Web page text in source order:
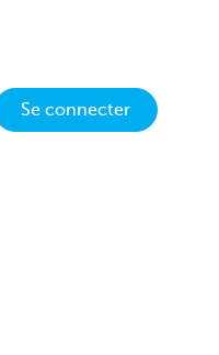
Se connecter